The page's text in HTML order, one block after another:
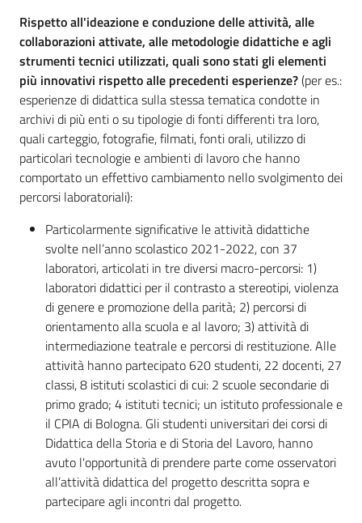
Rispetto all'ideazione e conduzione delle attività, alle
collaborazioni attivate, alle metodologie didattiche e agli
strumenti tecnici utilizzati, quali sono stati gli elementi
più innovativi rispetto alle precedenti esperienze?(per es.:
esperienze di didattica sulla stessa tematica condotte in
archivi di più enti o su tipologie di fonti differenti tra loro,
quali carteggio, fotografie, filmati, fonti orali, utilizzo di
particolari tecnologie e ambienti di lavoro che hanno
comportato un effettivo cambiamento nello svolgimento dei
percorsi laboratoriali):
Particolarmente significative le attività didattiche
svolte nell’anno scolastico 2021-2022, con 37
laboratori, articolati in tre diversi macro-percorsi: 1)
laboratori didattici per il contrasto a stereotipi, violenza
di genere e promozione della parità; 2) percorsi di
orientamento alla scuola e al lavoro; 3) attività di
intermediazione teatrale e percorsi di restituzione. Alle
attività hanno partecipato 620 studenti, 22 docenti, 27
classi, 8 istituti scolastici di cui: 2 scuole secondarie di
primo grado; 4 istituti tecnici; un istituto professionale e
il CPIA di Bologna. Gli studenti universitari dei corsi di
Didattica della Storia e di Storia del Lavoro, hanno
avuto l'opportunità di prendere parte come osservatori
all’attività didattica del progetto descritta sopra e
partecipare agli incontri dal progetto.